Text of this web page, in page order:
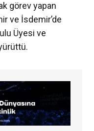
görev yapan
ve İsdemir’de
Üyesi ve